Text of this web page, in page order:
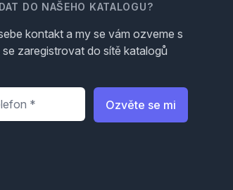
DO NAŠEHO KATALOGU?
kontakt a my se vám ozveme s
zaregistrovat do sítě katalogů
Ozvěte se mi